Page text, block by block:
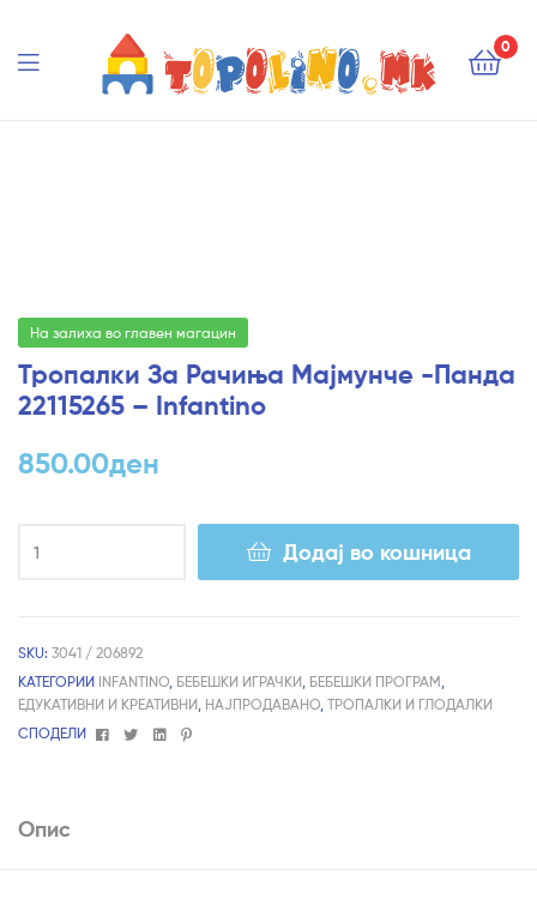
0
На залиха во главен магацин
Тропалки За Рачиња Мајмунче -Панда
22115265 – Infantino
850.00ден
Додај во кошница
SKU: 3041 / 206892
КАТЕГОРИИ INFANTINO, БЕБЕШКИ ИГРАЧКИ, БЕБЕШКИ ПРОГРАМ,
ЕДУКАТИВНИ И КРЕАТИВНИ, НАЈПРОДАВАНО, ТРОПАЛКИ И ГЛОДАЛКИ
СПОДЕЛИ
FacebookTwitterLinkedin
Pinterest
Опис